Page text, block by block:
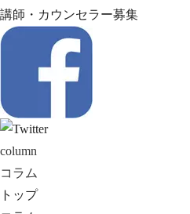
講師・カウンセラー募集
column
コラム
トップ